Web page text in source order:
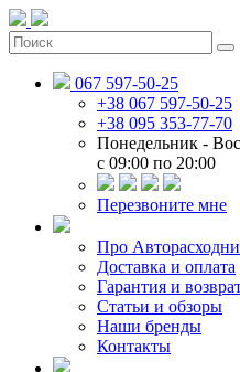
067 597-50-25
+38 067 597-50-25
+38 095 353-77-70
Понедельник -
c 09:00 по 20:00
Перезвоните мне
Про
Доставка и оплата
Гарантия и
Статьи и обзоры
Наши бренды
Контакты